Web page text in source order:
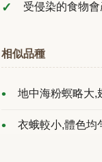
受侵染的食物
相似品種
地中海粉螟略大,
衣蛾較小,體色均